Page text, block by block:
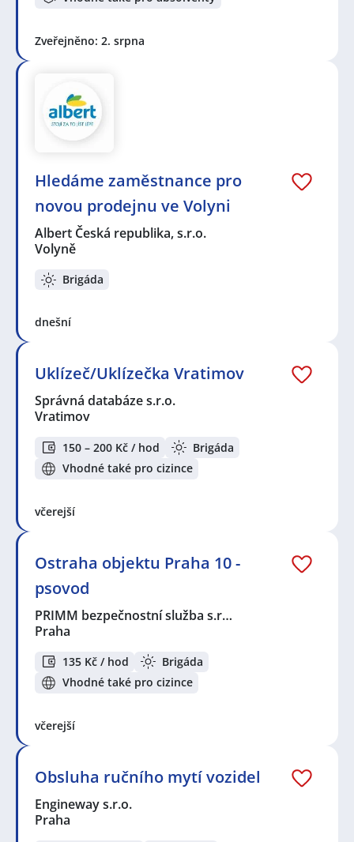
Zveřejněno: 2. srpna
Hledáme zaměstnance pro
novou prodejnu ve Volyni
Albert Česká republika, s.r.o.
Volyně
Brigáda
dnešní
Uklízeč/Uklízečka Vratimov
Správná databáze s.r.o.
Vratimov
150 – 200 Kč / hod
Brigáda
Vhodné také pro cizince
včerejší
Ostraha objektu Praha 10 -
psovod
PRIMM bezpečnostní služba s.r…
Praha
135 Kč / hod
Brigáda
Vhodné také pro cizince
včerejší
Obsluha ručního mytí vozidel
Engineway s.r.o.
Praha